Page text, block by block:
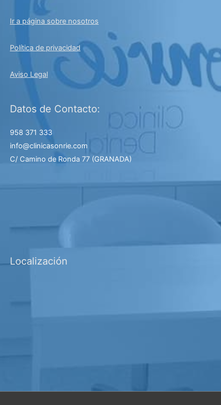
Ir a página sobre nosotros
Política de privacidad
Aviso Legal
Datos de Contacto:
958 371 333
info@clinicasonrie.com
C/ Camino de Ronda 77 (GRANADA)
Localización